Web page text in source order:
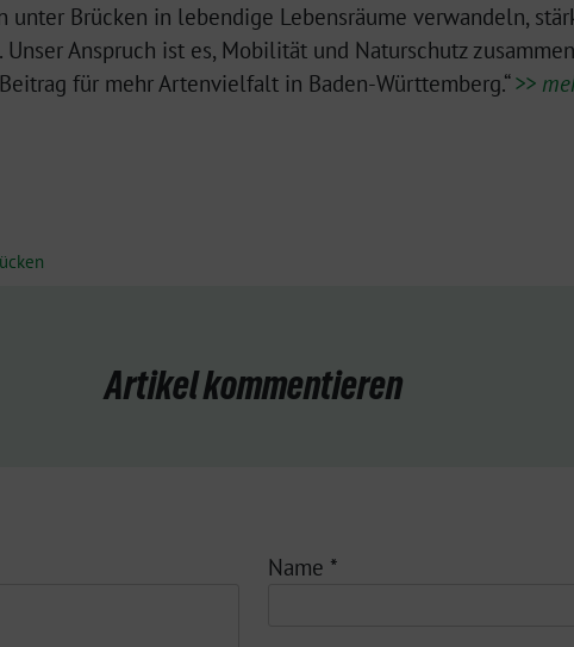
unter Brücken in lebendige Lebensräume verwandeln,
Anspruch ist es, Mobilität und Naturschutz
für mehr Artenvielfalt in Baden-Württemberg.“>>
Artikel kommentieren
Name *